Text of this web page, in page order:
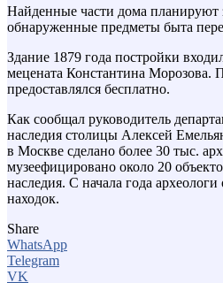
Найденные части дома планируют
обнаруженные предметы быта
Здание 1879 года постройки
мецената Константина Морозова.
предоставлялся бесплатно.
Как сообщал руководитель
наследия столицы Алексей
в Москве сделано более 30 тыс.
музеефицировано около 20
наследия. С начала года
находок.
Share
WhatsApp
Telegram
VK